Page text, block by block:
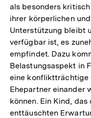
als besonders
ihrer körperlichen
Unterstützung bleibt
verfügbar ist, es
empfindet. Dazu
Belastungsaspekt in
eine konfliktträchtige
Ehepartner einander
können. Ein Kind,
enttäuschten